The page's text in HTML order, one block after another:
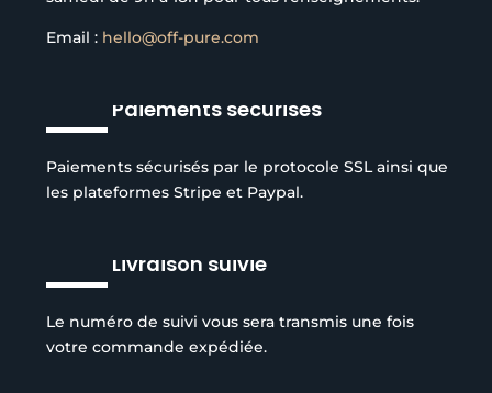
Email : hello@off-pure.com
Paiements sécurisés
Paiements sécurisés par le protocole SSL ainsi que
les plateformes Stripe et Paypal.
Livraison suivie
Le numéro de suivi vous sera transmis une fois
votre commande expédiée.